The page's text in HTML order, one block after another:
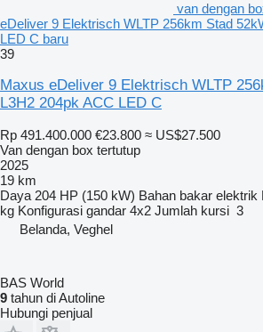
van dengan
eDeliver 9 Elektrisch WLTP 256km Stad
LED C baru
39
Maxus eDeliver 9 Elektrisch WLTP
L3H2 204pk ACC LED C
Rp 491.400.000 €23.800 ≈ US$27.500
Van dengan box tertutup
2025
19 km
Daya 204 HP (150 kW) Bahan bakar elektrik
kg Konfigurasi gandar 4x2 Jumlah kursi 3
Belanda, Veghel
BAS World
9 tahun di Autoline
Hubungi penjual